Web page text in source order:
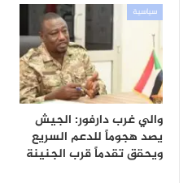
سياسية
والي غرب دارفور: الجيش
يصد هجوماً للدعم السريع
ويحقق تقدماً قرب الجنينة